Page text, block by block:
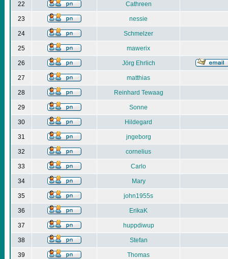
22 Cathreen
23 nessie
24 Schmelzer
25 mawerix
26 Jörg Ehrlich
27 matthias
28 Reinhard Tewaag
29 Sonne
30 Hildegard
31 jngeborg
32 cornelius
33 Carlo
34 Mary
35 john1955s
36 ErikaK
37 huppdiwup
38 Stefan
39 Thomas